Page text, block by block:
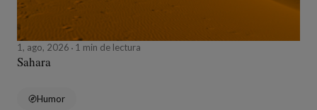
1, ago, 2026 1 min de lectura
Sahara
Humor